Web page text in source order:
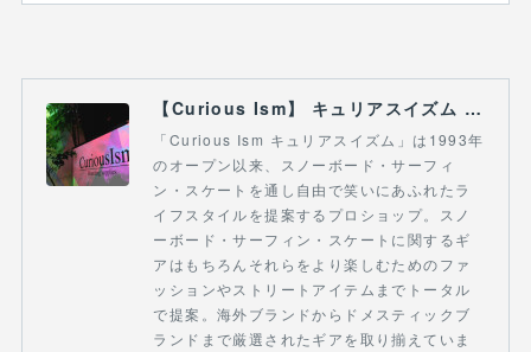
【Curious Ism】 キュリアスイズム l スノーボードショップ サーフショップ 福島県 会津若松市 郡山市 通販
「Curious Ism キュリアスイズム」は1993年
のオープン以来、スノーボード・サーフィ
ン・スケートを通し自由で笑いにあふれたラ
イフスタイルを提案するプロショップ。スノ
ーボード・サーフィン・スケートに関するギ
アはもちろんそれらをより楽しむためのファ
ッションやストリートアイテムまでトータル
で提案。海外ブランドからドメスティックブ
ランドまで厳選されたギアを取り揃えていま